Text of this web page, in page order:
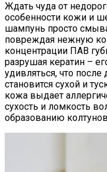
Ждать чуда от
особенности кожи и
шампунь просто
повреждая нежную
концентрации ПАВ
разрушая кератин –
удивляться, что
становится сухой и
кожа выдает
сухость и ломкость
образованию